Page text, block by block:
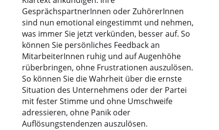
GesprächspartnerInnen oder ZuhörerInnen
sind nun emotional eingestimmt und nehmen,
was immer Sie jetzt verkünden, besser auf. So
können Sie persönliches Feedback an
MitarbeiterInnen ruhig und auf Augenhöhe
rüberbringen, ohne Frustrationen auszulösen.
So können Sie die Wahrheit über die ernste
Situation des Unternehmens oder der Partei
mit fester Stimme und ohne Umschweife
adressieren, ohne Panik oder
Auflösungstendenzen auszulösen.